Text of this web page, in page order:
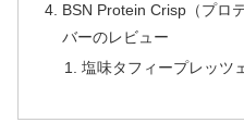
BSN Protein Crisp（プロ
バーのレビュー
塩味タフィープレッツ